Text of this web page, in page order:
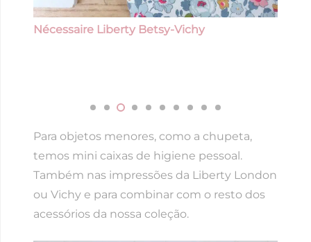
Nécessaire Liberty Betsy-Vichy
Para objetos menores, como a chupeta,
temos mini caixas de higiene pessoal.
Também nas impressões da Liberty London
ou Vichy e para combinar com o resto dos
acessórios da nossa coleção.